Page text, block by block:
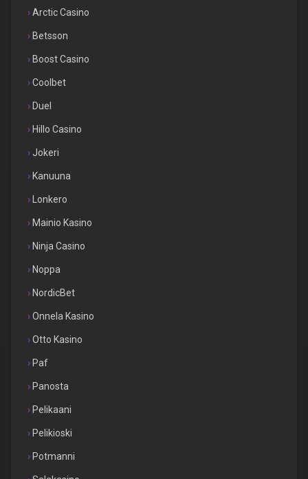
Arctic Casino
Betsson
Boost Casino
Coolbet
Duel
Hillo Casino
Jokeri
Kanuuna
Lonkero
Mainio Kasino
Ninja Casino
Noppa
NordicBet
Onnela Kasino
Otto Kasino
Paf
Panosta
Pelikaani
Pelikioski
Potmanni